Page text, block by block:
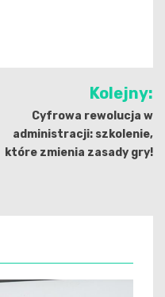
Kolejny:
Cyfrowa rewolucja w
administracji: szkolenie,
które zmienia zasady gry!